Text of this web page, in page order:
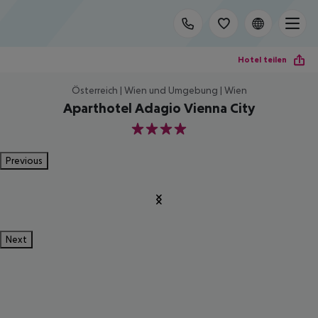
Hotel teilen
Österreich | Wien und Umgebung | Wien
Aparthotel Adagio Vienna City
4
Previous
Next